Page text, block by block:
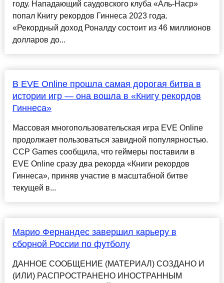
году. Нападающий саудовского клуба «Аль-Наср»
попал Книгу рекордов Гиннеса 2023 года.
«Рекордный доход Роналду состоит из 46 миллионов
долларов до...
В EVE Online прошла самая дорогая битва в
истории игр — она вошла в «Книгу рекордов
Гиннеса»
Массовая многопользовательская игра EVE Online
продолжает пользоваться завидной популярностью.
CCP Games сообщила, что геймеры поставили в
EVE Online сразу два рекорда «Книги рекордов
Гиннеса», приняв участие в масштабной битве
текущей в...
Марио Фернандес завершил карьеру в
сборной России по футболу
ДАННОЕ СООБЩЕНИЕ (МАТЕРИАЛ) СОЗДАНО И
(ИЛИ) РАСПРОСТРАНЕНО ИНОСТРАННЫМ